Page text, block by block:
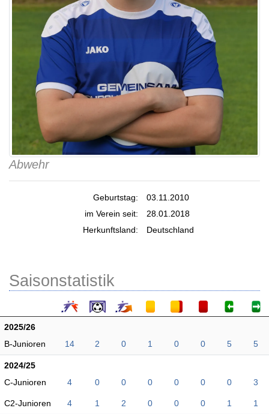
Abwehr
Geburtstag:
03.11.2010
im Verein seit:
28.01.2018
Herkunftsland:
Deutschland
Saisonstatistik
2025/26
B-Junioren
14 2 0 1 0 0 5 5
2024/25
C-Junioren
4 0 0 0 0 0 0 3
C2-Junioren 4 1 2 0 0 0 1 1